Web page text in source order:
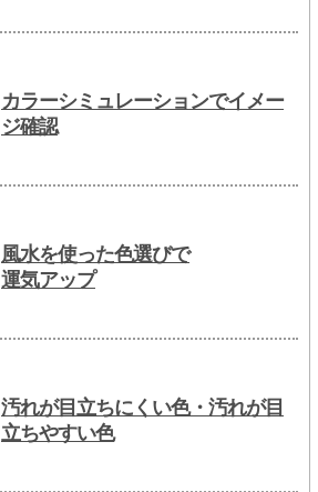
カラーシミュレーションでイメー
ジ確認
風水を使った色選びで
運気アップ
汚れが目立ちにくい色・汚れが目
立ちやすい色